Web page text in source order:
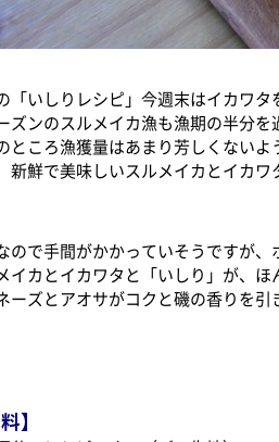
「いしりレシピ」今週末はイカワタ
ズンのスルメイカ漁も漁期の半分を
ところ漁獲量はあまり芳しくない
新鮮で美味しいスルメイカとイカ
ので手間がかかっていそうですが
イカとイカワタと「いしり」が、ほ
ーズとアオサがコクと磯の香りを引
】